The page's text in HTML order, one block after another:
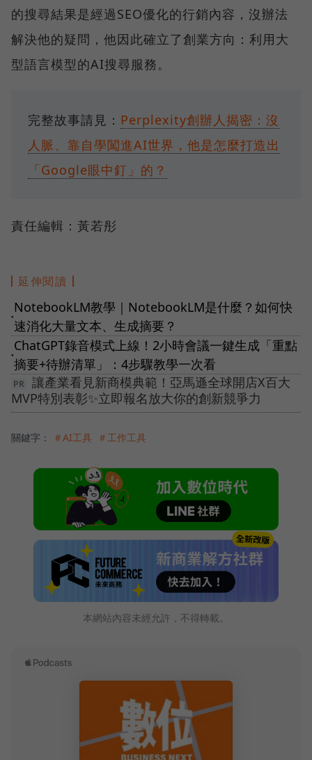
的搜尋結果是經過SEO優化的行銷內容，沒辦法
解決他的疑問，他因此確立了創業方向：利用大
型語言模型的AI搜尋服務。
完整故事請見： Perplexity創辦人揭密：沒
人脈、靠自學闖進AI世界，他是怎麼打造出
「Google眼中釘」的？
責任編輯：黃若彤
延伸閱讀
●
NotebookLM教學｜NotebookLM是什麼？如何快
速消化大量文本、生成摘要？
●
ChatGPT錄音模式上線！2小時會議一鍵生成「重點
摘要+待辦清單」：4步驟教學一次看
讓產業看見新商模典範！亞馬遜全球開店X百大
MVP特別表彰✨立即報名放大你的創新競爭力
關鍵字： ＃AI工具 ＃工作工具
本網站內容未經允許，不得轉載。